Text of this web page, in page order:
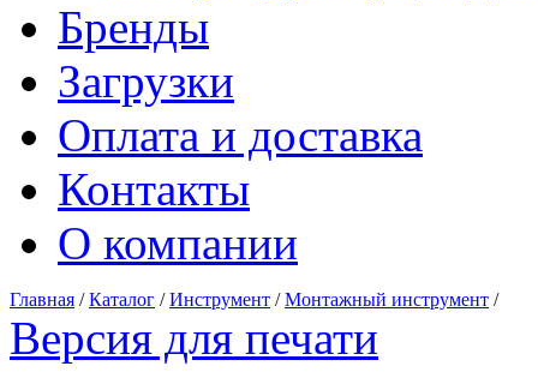
Бренды
Загрузки
Оплата и доставка
Контакты
О компании
Главная /Каталог /Инструмент /Монтажный инструмент /
Версия для печати